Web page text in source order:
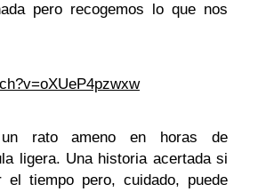
pero recogemos lo que nos
un rato ameno en horas de
ligera. Una historia acertada si
tiempo pero, cuidado, puede